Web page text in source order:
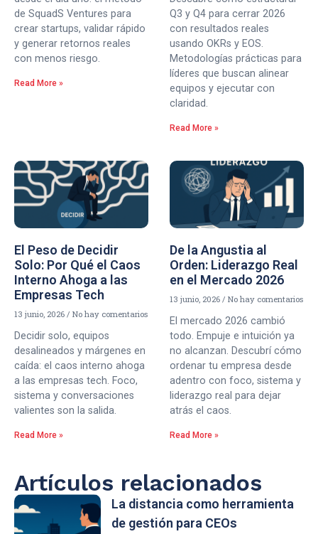
de SquadS Ventures para
crear startups, validar rápido
y generar retornos reales
con menos riesgo.
Read More »
Q3 y Q4 para cerrar 2026
con resultados reales
usando OKRs y EOS.
Metodologías prácticas para
líderes que buscan alinear
equipos y ejecutar con
claridad.
Read More »
El Peso de Decidir
Solo: Por Qué el Caos
Interno Ahoga a las
Empresas Tech
13 junio, 2026 No hay comentarios
Decidir solo, equipos
desalineados y márgenes en
caída: el caos interno ahoga
a las empresas tech. Foco,
sistema y conversaciones
valientes son la salida.
Read More »
De la Angustia al
Orden: Liderazgo Real
en el Mercado 2026
13 junio, 2026 No hay comentarios
El mercado 2026 cambió
todo. Empuje e intuición ya
no alcanzan. Descubrí cómo
ordenar tu empresa desde
adentro con foco, sistema y
liderazgo real para dejar
atrás el caos.
Read More »
Artículos relacionados
La distancia como herramienta
de gestión para CEOs